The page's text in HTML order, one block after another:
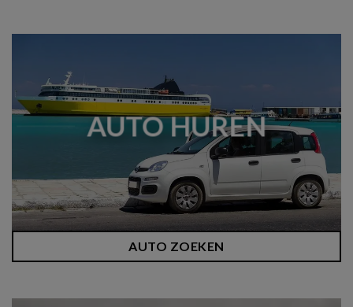
AUTO HUREN
AUTO ZOEKEN